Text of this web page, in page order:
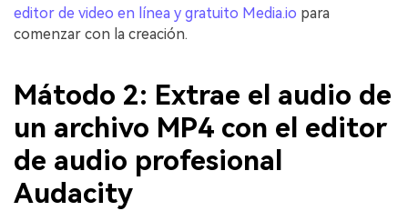
editor de video en línea y gratuito Media.io para
comenzar con la creación.
Mátodo 2: Extrae el audio de
un archivo MP4 con el editor
de audio profesional
Audacity